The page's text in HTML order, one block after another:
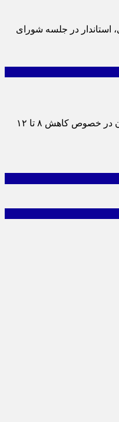
استاندار در جلسه شورای
هواشناسی خراسان جنوبی در خصوص وزش باد شدید و همچنین کاهش ۸ تا ۱۲ درجه ای دما هشدار صادر کرد. به گزارشخبرگزاری صدا و سیمای خراسان جنوبی، هواشناسی استان در خصوص کاهش ۸ تا ۱۲